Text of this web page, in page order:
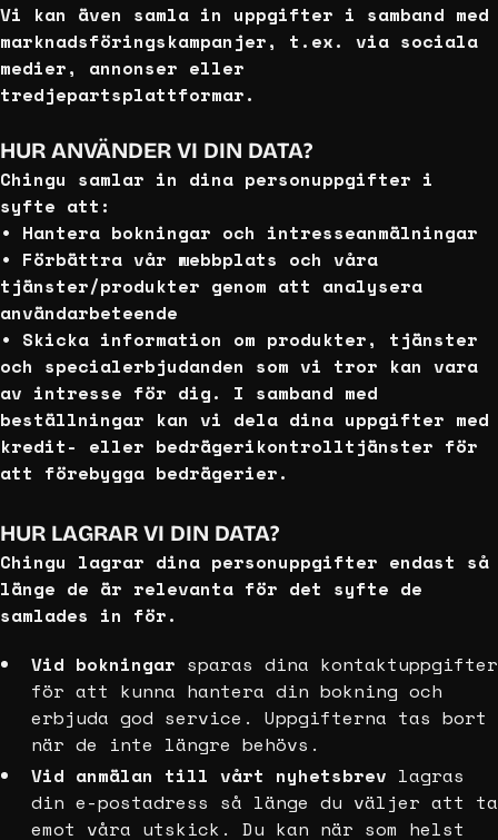
Vi kan även samla in uppgifter i samband med
marknadsföringskampanjer, t.ex. via sociala
medier, annonser eller
tredjepartsplattformar.
HUR ANVÄNDER VI DIN DATA?
Chingu samlar in dina personuppgifter i
syfte att:
• Hantera bokningar och intresseanmälningar
• Förbättra vår webbplats och våra
tjänster/produkter genom att analysera
användarbeteende
• Skicka information om produkter, tjänster
och specialerbjudanden som vi tror kan vara
av intresse för dig. I samband med
beställningar kan vi dela dina uppgifter med
kredit- eller bedrägerikontrolltjänster för
att förebygga bedrägerier.
HUR LAGRAR VI DIN DATA?
Chingu lagrar dina personuppgifter endast så
länge de är relevanta för det syfte de
samlades in för.
Vid bokningar sparas dina kontaktuppgifter
för att kunna hantera din bokning och
erbjuda god service. Uppgifterna tas bort
när de inte längre behövs.
Vid anmälan till vårt nyhetsbrev lagras
din e-postadress så länge du väljer att ta
emot våra utskick. Du kan när som helst